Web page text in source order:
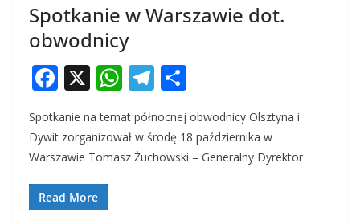
Spotkanie w Warszawie dot.
obwodnicy
F
e
b
o
o
X W
at
s
T
e
gr
h
ar
e
Spotkanie na temat północnej obwodnicy Olsztyna i
Dywit zorganizował w środę 18 października w
Warszawie Tomasz Żuchowski – Generalny Dyrektor
Read More